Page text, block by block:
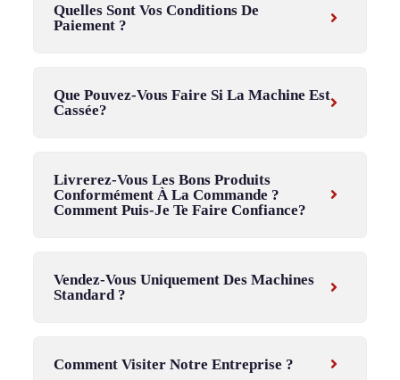
Quelles Sont Vos Conditions De
Paiement ?
Que Pouvez-Vous Faire Si La Machine Est
Cassée?
Livrerez-Vous Les Bons Produits
Conformément À La Commande ?
Comment Puis-Je Te Faire Confiance?
Vendez-Vous Uniquement Des Machines
Standard ?
Comment Visiter Notre Entreprise ?